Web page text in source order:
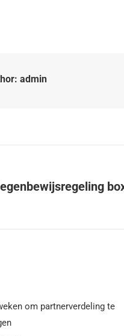
admin
om partnerverdeling te